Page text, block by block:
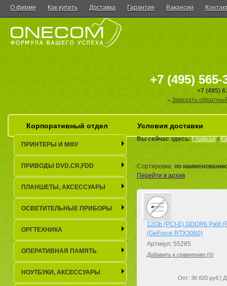
О фирме Как купить Доставка Гарантия Вакансии
+7 (495) 565-
+7 (495)
Заказать
Корпоративный отдел Условия доставки
Вы сейчас здесь:Главная/
Сортировка: по
Перейти в архив
12Gb (PCI-E) GDDR6 Palit
(GeForce RTX3060)
Артикул: 55285
Добавить к сравнению (0)
Опт: 36 820 руб |
ПРИНТЕРЫ И МФУ
ПРИВОДЫ DVD,CR,FDD
ПЛАНШЕТЫ, АКСЕСCУАРЫ
ОСВЕТИТЕЛЬНЫЕ ПРИБОРЫ
ОРГТЕХНИКА
ОПЕРАТИВНАЯ ПАМЯТЬ
НОУТБУКИ, АКСЕСCУАРЫ